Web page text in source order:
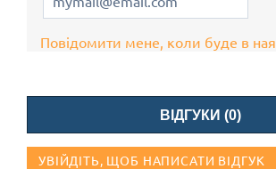
Повідомити мене, коли буде в
ВІДГУКИ (0)
УВІЙДІТЬ, ЩОБ НАПИСАТИ ВІДГУК